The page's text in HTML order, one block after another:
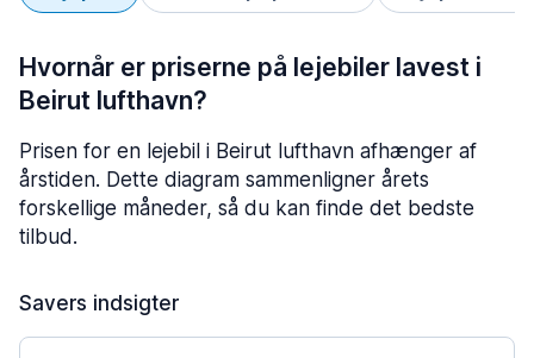
Hvornår er priserne på lejebiler lavest i
Beirut lufthavn?
Prisen for en lejebil i Beirut lufthavn afhænger af
årstiden. Dette diagram sammenligner årets
forskellige måneder, så du kan finde det bedste
tilbud.
Savers indsigter